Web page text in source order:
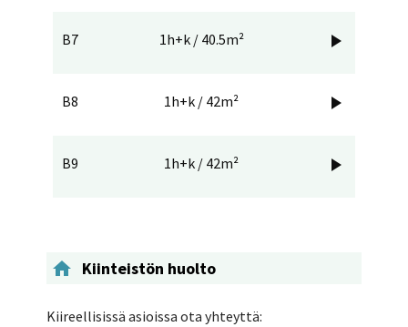
B7 1h+k / 40.5m² 
B8 1h+k / 42m² 
B9 1h+k / 42m² 
 Kiinteistön huolto
Kiireellisissä asioissa ota yhteyttä: